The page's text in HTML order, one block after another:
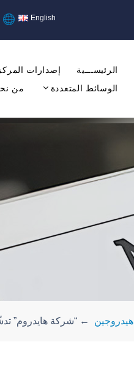
English
الرئيســـية إصدارات المركز
الوسائط المتعددة
من
هيدروجين ← “شركة هايدروم”